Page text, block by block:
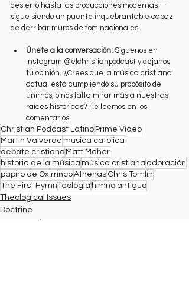
desierto hasta las producciones modernas—
sigue siendo un puente inquebrantable capaz
de derribar muros denominacionales.
Únete a la conversación: Síguenos en
Instagram @elchristianpodcast y déjanos
tu opinión. ¿Crees que la música cristiana
actual está cumpliendo su propósito de
unirnos, o nos falta mirar más a nuestras
raíces históricas? ¡Te leemos en los
comentarios!
Christian Podcast LatinoPrime Video
Martín Valverde música católica
debate cristianoMatt Maher
historia de la música música cristiana adoración
papiro de OxirrincoAthenas Chris Tomlin
The First Hymn teología himno antiguo
Theological Issues
Doctrine
En Español